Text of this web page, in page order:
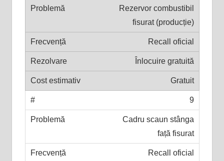
Rezervor combustibil
fisurat (producție)
Recall oficial
Înlocuire gratuită
Gratuit
9
Cadru scaun stânga
față fisurat
Recall oficial